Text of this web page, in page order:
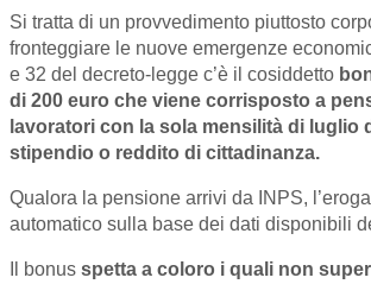
Si tratta di un provvedimento piuttosto
fronteggiare le nuove emergenze
e 32 del decreto-legge c’è il cosiddetto
di 200 euro che viene corrisposto a
lavoratori con la sola mensilità di luglio
stipendio o reddito di cittadinanza.
Qualora la pensione arrivi da INPS,
automatico sulla base dei dati disponibili
Il bonus spetta a coloro i quali non